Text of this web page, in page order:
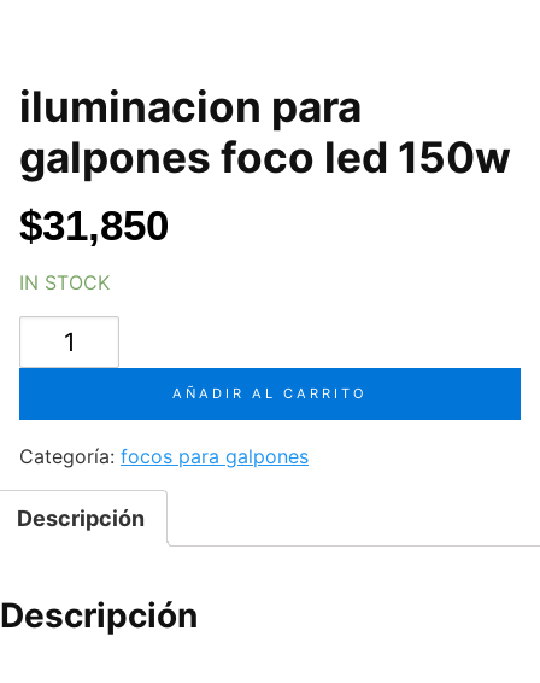
iluminacion para
galpones foco led 150w
$31,850
IN STOCK
iluminacion
foco
led
150w
cantidad
AÑADIR AL CARRITO
Categoría: focos para galpones
Descripción
Descripción